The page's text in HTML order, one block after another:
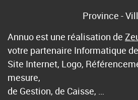
Province -
Annuo est une réalisation de
votre partenaire Informatique
Site Internet, Logo,
mesure,
de Gestion, de Caisse, …